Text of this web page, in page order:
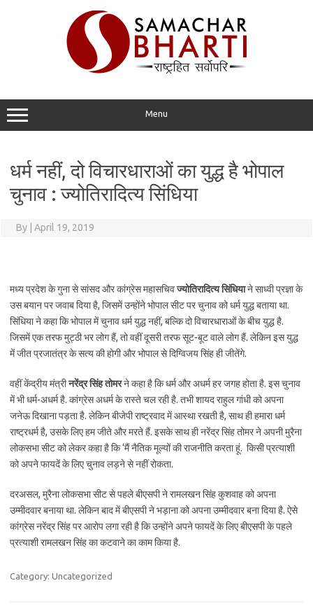
Menu
धर्म नहीं, दो विचारधाराओं का युद्ध है भोपाल
चुनाव : ज्योतिरादित्य सिंधिया
By April 19, 2019
मध्य प्रदेश के गुना से सांसद और कांग्रेस महासचिवज्योतिरादित्य सिंधियाने साध्वी प्रज्ञा के
उस बयान पर जवाब दिया है, जिसमें उन्होंने भोपाल सीट पर चुनाव को धर्म युद्ध बताया था.
सिंधिया ने कहा कि भोपाल में चुनाव धर्म युद्ध नहीं, बल्कि दो विचारधाराओं के बीच युद्ध है.
जिसमें एक तरफ मुट्ठी भर लोग हैं, तो वहीं दूसरी तरफ सूट-बूट वाले लोग हैं. लेकिन इस युद्ध
में जीत प्रजातंत्र के सत्य की होगी और भोपाल से दिग्विजय सिंह ही जीतेंगे.
वहीं केंद्रीय मंत्रीनरेंद्र सिंह तोमरने कहा है कि धर्म और अधर्म हर जगह होता है. इस चुनाव
में भी धर्म-अधर्म है. कांग्रेस अधर्म के रास्ते चल रही है. तभी शायद राहुल गांधी को अपना
जनेऊ दिखाना पड़ता है. लेकिन बीजेपी राष्ट्रवाद में आस्था रखती है, साथ ही हमारा धर्म
राष्ट्रधर्म है, उसके लिए हम जीते और मरते हैं. इसके साथ ही नरेंद्र सिंह तोमर ने अपनी मुरैना
लोकसभा सीट को लेकर कहा है कि ‘मैं नैतिक मूल्यों की राजनीति करता हूं. किसी प्रत्याशी
को अपने फायदें के लिए चुनाव लड़ने से नहीं रोकता.
दरअसल, मुरैना लोकसभा सीट से पहले बीएसपी ने रामलखन सिंह कुशवाह को अपना
उम्मीदवार बनाया था. लेकिन बाद में बीएसपी ने भड़ाना को अपना उम्मीदवार बना दिया है. ऐसे
कांग्रेस नरेंद्र सिंह पर आरोप लगा रही है कि उन्होंने अपने फायदें के लिए बीएसपी के पहले
प्रत्याशी रामलखन सिंह का कटवाने का काम किया है.
Category: Uncategorized